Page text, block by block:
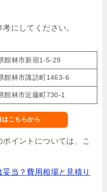
にしてください。
館林市新宿1-5-29
館林市諏訪町1463-6
館林市近藤町730-1
こちらから
イントについては、こ
当？費用相場と見積り